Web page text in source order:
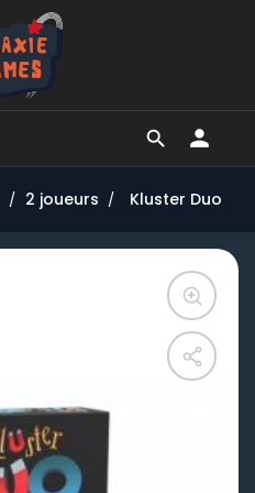

2 joueurs Kluster Duo